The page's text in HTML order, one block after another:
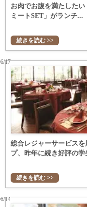
お肉でお腹を満たした
ミートSET」がランチ...
続きを読む >>
総合レジャーサービス
プ、昨年に続き好評の学
17
続きを読む >>
14